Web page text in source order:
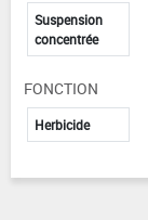
Suspension
concentrée
FONCTION
Herbicide